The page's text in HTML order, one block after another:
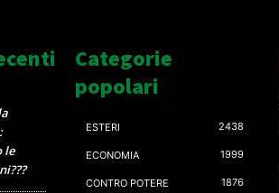
le
Categorie
popolari
ESTERI 2438
ECONOMIA 1999
CONTRO POTERE 1876